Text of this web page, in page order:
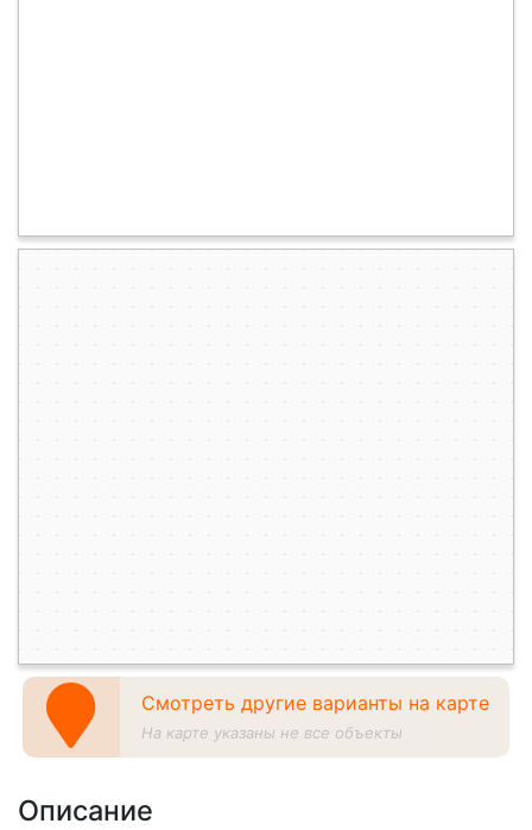
Смотреть другие варианты на карте
На карте указаны не все объекты
Описание